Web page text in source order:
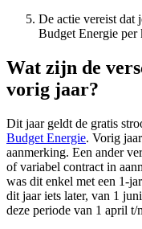
De actie vereist dat
Budget Energie per
Wat zijn de
vorig jaar?
Dit jaar geldt de gratis
Budget Energie. Vorig
aanmerking. Een ander
of variabel contract in
was dit enkel met een 1-
dit jaar iets later, van 1
deze periode van 1 april t/